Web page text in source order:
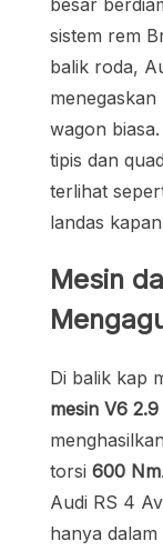
besar
sistem rem
balik roda,
wagon
tipis dan
terlihat
landas
Mesin
Di balik kap
mesin V6
torsi 600 Nm
Audi RS 4
hanya dalam